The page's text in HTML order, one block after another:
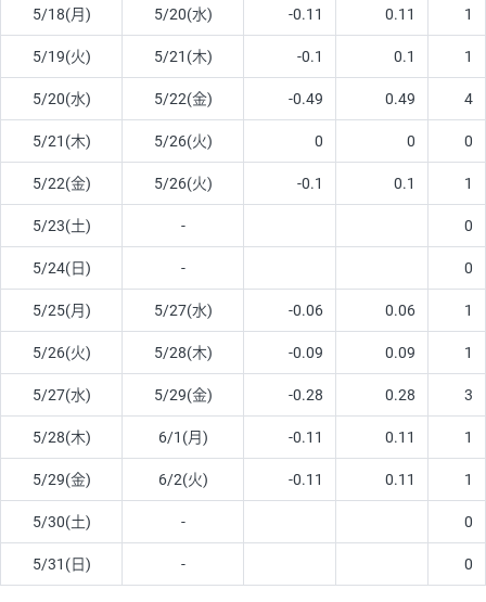
5/18(月) 5/20(水) -0.11 0.11 1
5/19(火) 5/21(木) -0.1 0.1 1
5/20(水) 5/22(金) -0.49 0.49 4
5/21(木) 5/26(火) 0 0 0
5/22(金) 5/26(火) -0.1 0.1 1
5/23(土) - 0
5/24(日) - 0
5/25(月) 5/27(水) -0.06 0.06 1
5/26(火) 5/28(木) -0.09 0.09 1
5/27(水) 5/29(金) -0.28 0.28 3
5/28(木) 6/1(月) -0.11 0.11 1
5/29(金) 6/2(火) -0.11 0.11 1
5/30(土) - 0
5/31(日) - 0